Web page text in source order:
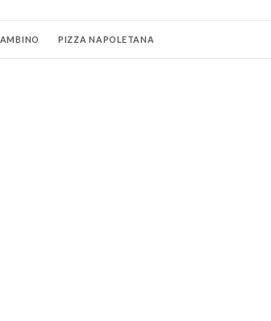
PIZZA NAPOLETANA